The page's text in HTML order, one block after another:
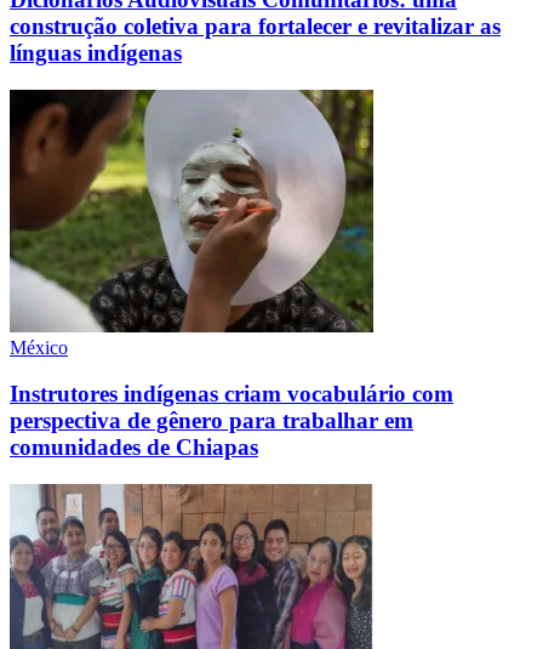
construção coletiva para fortalecer e revitalizar as
línguas indígenas
México
Instrutores indígenas criam vocabulário com
perspectiva de gênero para trabalhar em
comunidades de Chiapas